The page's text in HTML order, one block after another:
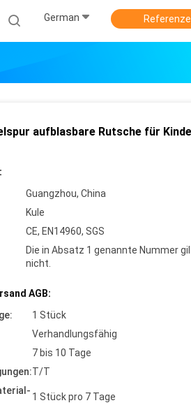
German
aufblasbare Rutsche für
Guangzhou, China
Kule
CE, EN14960, SGS
Die in Absatz 1 genannte Nummer
nicht.
AGB:
1 Stück
Verhandlungsfähig
7 bis 10 Tage
T/T
1 Stück pro 7 Tage